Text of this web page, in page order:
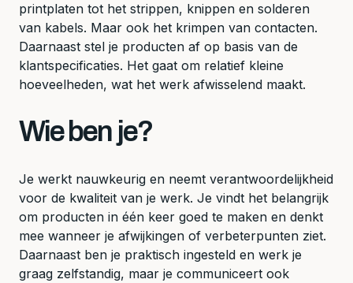
printplaten tot het strippen, knippen en solderen
van kabels. Maar ook het krimpen van contacten.
Daarnaast stel je producten af op basis van de
klantspecificaties. Het gaat om relatief kleine
hoeveelheden, wat het werk afwisselend maakt.
Wie ben je?
Je werkt nauwkeurig en neemt verantwoordelijkheid
voor de kwaliteit van je werk. Je vindt het belangrijk
om producten in één keer goed te maken en denkt
mee wanneer je afwijkingen of verbeterpunten ziet.
Daarnaast ben je praktisch ingesteld en werk je
graag zelfstandig, maar je communiceert ook